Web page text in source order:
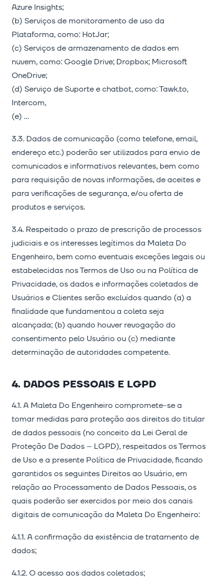
Azure Insights;
(b) Serviços de monitoramento de uso da
Plataforma, como: HotJar;
(c) Serviços de armazenamento de dados em
nuvem, como: Google Drive; Dropbox; Microsoft
OneDrive;
(d) Serviço de Suporte e chatbot, como: Tawk.to,
Intercom,
(e) …
3.3. Dados de comunicação (como telefone, email,
endereço etc.) poderão ser utilizados para envio de
comunicados e informativos relevantes, bem como
para requisição de novas informações, de aceites e
para verificações de segurança, e/ou oferta de
produtos e serviços.
3.4. Respeitado o prazo de prescrição de processos
judiciais e os interesses legítimos da Maleta Do
Engenheiro, bem como eventuais exceções legais ou
estabelecidas nos Termos de Uso ou na Política de
Privacidade, os dados e informações coletados de
Usuários e Clientes serão excluídos quando (a) a
finalidade que fundamentou a coleta seja
alcançada; (b) quando houver revogação do
consentimento pelo Usuário ou (c) mediante
determinação de autoridades competente.
4. DADOS PESSOAIS E LGPD
4.1. A Maleta Do Engenheiro compromete-se a
tomar medidas para proteção aos direitos do titular
de dados pessoais (no conceito da Lei Geral de
Proteção De Dados – LGPD), respeitados os Termos
de Uso e a presente Política de Privacidade, ficando
garantidos os seguintes Direitos ao Usuário, em
relação ao Processamento de Dados Pessoais, os
quais poderão ser exercidos por meio dos canais
digitais de comunicação da Maleta Do Engenheiro:
4.1.1. A confirmação da existência de tratamento de
dados;
4.1.2. O acesso aos dados coletados;